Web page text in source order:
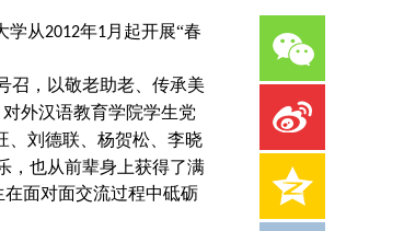
学从2012年1月起开展“春
召，以敬老助老、传承美
对外汉语教育学院学生党
、刘德联、杨贺松、李晓
，也从前辈身上获得了满
在面对面交流过程中砥砺